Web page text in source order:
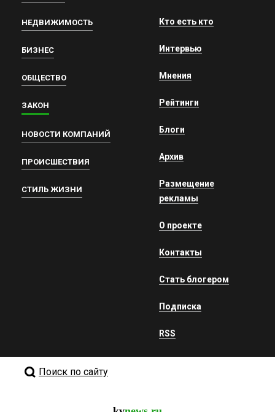
НЕДВИЖИМОСТЬ
БИЗНЕС
ОБЩЕСТВО
ЗАКОН
НОВОСТИ КОМПАНИЙ
ПРОИСШЕСТВИЯ
СТИЛЬ ЖИЗНИ
Кто есть кто
Интервью
Мнения
Рейтинги
Блоги
Архив
Размещение
рекламы
О проекте
Контакты
Стать блогером
Подписка
RSS
Поиск по сайту